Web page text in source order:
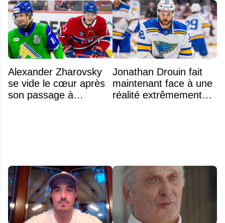
Alexander Zharovsky
se vide le cœur après
son passage à
Jonathan Drouin fait
maintenant face à une
réalité extrêmement